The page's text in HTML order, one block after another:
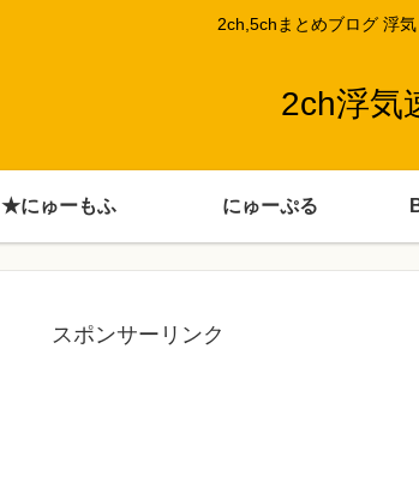
2ch,5chまとめブログ 浮
2ch浮気
★にゅーもふ にゅーぷる
スポンサーリンク